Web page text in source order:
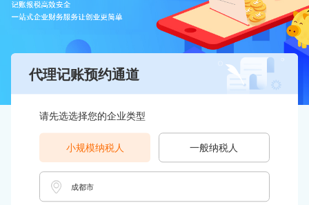
代理记账预约通道
请先选选择您的企业类型
小规模纳税人 一般纳税人